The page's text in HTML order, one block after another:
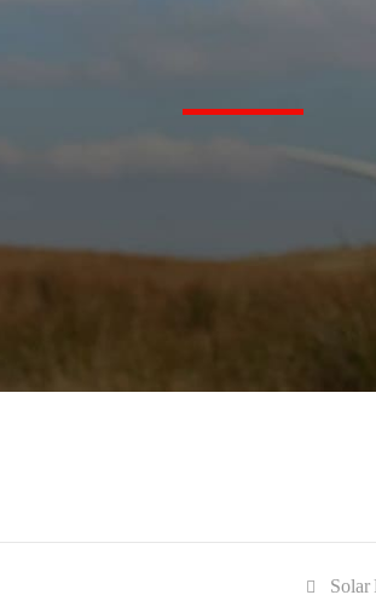
Solar